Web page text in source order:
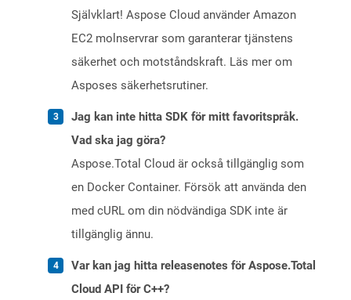
Självklart! Aspose Cloud använder Amazon
EC2 molnservrar som garanterar tjänstens
säkerhet och motståndskraft. Läs mer om
Asposes säkerhetsrutiner.
Jag kan inte hitta SDK för mitt favoritspråk.
Vad ska jag göra?
Aspose.Total Cloud är också tillgänglig som
en Docker Container. Försök att använda den
med cURL om din nödvändiga SDK inte är
tillgänglig ännu.
Var kan jag hitta releasenotes för Aspose.Total
Cloud API för C++?